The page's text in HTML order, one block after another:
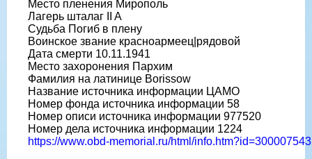
Место пленения Мирополь
Лагерь шталаг II A
Судьба Погиб в плену
Воинское звание красноармеец|рядовой
Дата смерти 10.11.1941
Место захоронения Пархим
Фамилия на латинице Borissow
Название источника информации ЦАМО
Номер фонда источника информации 58
Номер описи источника информации 977520
Номер дела источника информации 1224
https://www.obd-memorial.ru/html/info.htm?id=300007543